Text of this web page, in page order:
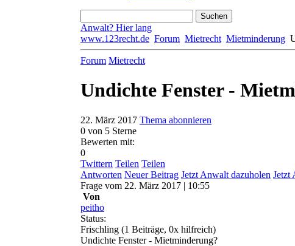
Anwalt? Hier lang
www.123recht.de Forum Mietrecht Mietminderung
Forum Mietrecht
Undichte Fenster -
22. März 2017 Thema abonnieren
0 von 5 Sterne
Bewerten mit:
0
Twittern Teilen Teilen
Antworten Neuer Beitrag Jetzt Anwalt dazuholen Jetzt
Frage vom 22. März 2017 | 10:55
Von
peitho
Status:
Frischling (1 Beiträge, 0x hilfreich)
Undichte Fenster - Mietminderung?